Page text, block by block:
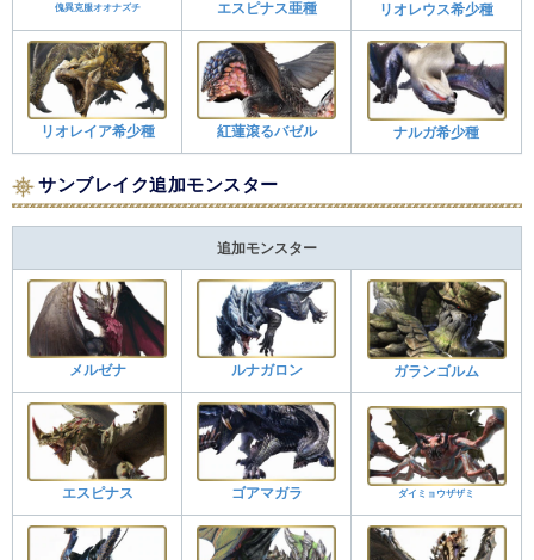
傀異克服オオナズチ エスピナス亜種 リオレウス希少種
リオレイア希少種 紅蓮滾るバゼル ナルガ希少種
サンブレイク追加モンスター
追加モンスター
メルゼナ ルナガロン ガランゴルム
エスピナス ゴアマガラ ダイミョウザザミ